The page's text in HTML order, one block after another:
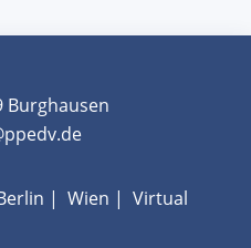
Burghausen
| Wien | Virtual